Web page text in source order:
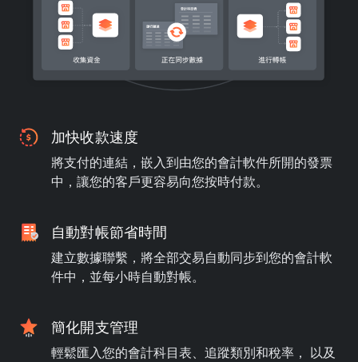
加快收款速度
將支付的連結，嵌入到由您的會計軟件所開的發票
中，讓您的客戶更容易向您按時付款。
自動對帳節省時間
建立數據聯繫，將全部交易自動同步到您的會計軟
件中，並每小時自動對帳。
簡化開支管理
輕鬆匯入您的會計科目表、追蹤類別和稅率， 以及